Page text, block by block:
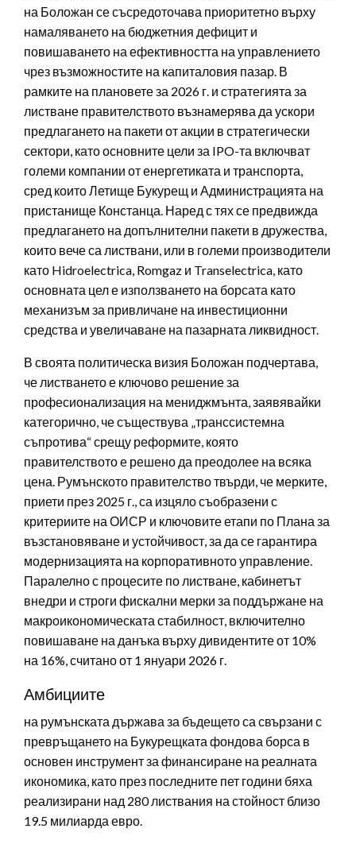
на Боложан се съсредоточава приоритетно върху
намаляването на бюджетния дефицит и
повишаването на ефективността на управлението
чрез възможностите на капиталовия пазар. В
рамките на плановете за 2026 г. и стратегията за
листване правителството възнамерява да ускори
предлагането на пакети от акции в стратегически
сектори, като основните цели за IPO-та включват
големи компании от енергетиката и транспорта,
сред които Летище Букурещ и Администрацията на
пристанище Констанца. Наред с тях се предвижда
предлагането на допълнителни пакети в дружества,
които вече са листвани, или в големи производители
като Hidroelectrica, Romgaz и Transelectrica, като
основната цел е използването на борсата като
механизъм за привличане на инвестиционни
средства и увеличаване на пазарната ликвидност.
В своята политическа визия Боложан подчертава,
че листването е ключово решение за
професионализация на мениджмънта, заявявайки
категорично, че съществува „транссистемна
съпротива“ срещу реформите, която
правителството е решено да преодолее на всяка
цена. Румънското правителство твърди, че мерките,
приети през 2025 г., са изцяло съобразени с
критериите на ОИСР и ключовите етапи по Плана за
възстановяване и устойчивост, за да се гарантира
модернизацията на корпоративното управление.
Паралелно с процесите по листване, кабинетът
внедри и строги фискални мерки за поддържане на
макроикономическата стабилност, включително
повишаване на данъка върху дивидентите от 10%
на 16%, считано от 1 януари 2026 г.
Амбициите
на румънската държава за бъдещето са свързани с
превръщането на Букурещката фондова борса в
основен инструмент за финансиране на реалната
икономика, като през последните пет години бяха
реализирани над 280 листвания на стойност близо
19.5 милиарда евро.